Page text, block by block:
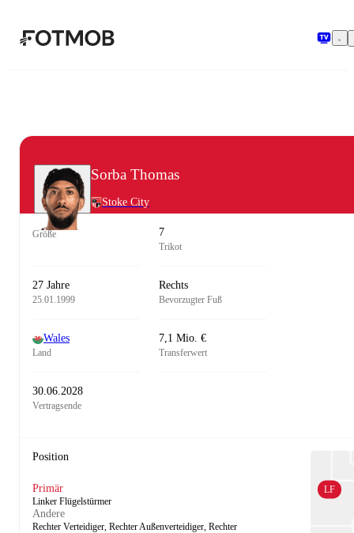
Sorba Thomas
Stoke City
Größe 7
Trikot
27 Jahre
25.01.1999
Rechts
Bevorzugter Fuß
Wales
Land
7,1 Mio. €
Transferwert
30.06.2028
Vertragsende
Position
Primär
Linker Flügelstürmer
Andere
Rechter Verteidiger, Rechter Außenverteidiger, Rechter
LF